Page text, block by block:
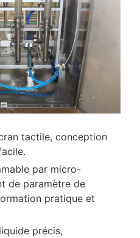
tactile, conception
par micro-
de paramètre de
pratique et
précis,